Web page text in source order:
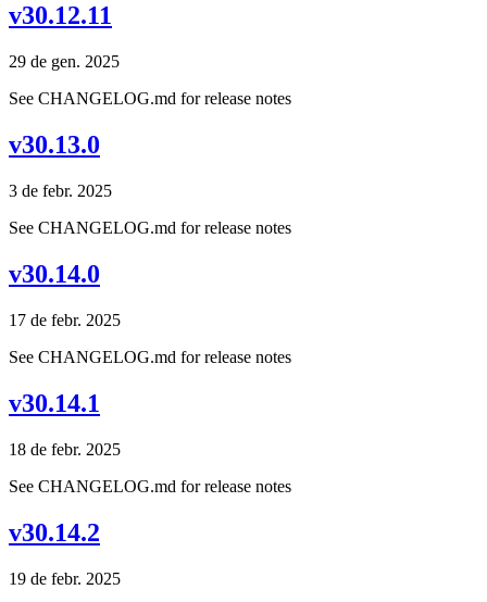
v30.12.11
29 de gen. 2025
See CHANGELOG.md for release notes
v30.13.0
3 de febr. 2025
See CHANGELOG.md for release notes
v30.14.0
17 de febr. 2025
See CHANGELOG.md for release notes
v30.14.1
18 de febr. 2025
See CHANGELOG.md for release notes
v30.14.2
19 de febr. 2025